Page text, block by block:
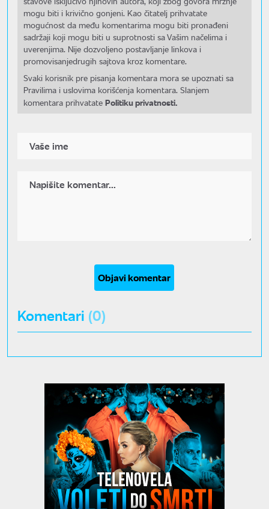
mogu biti i krivično gonjeni. Kao čitatelj prihvatate
mogućnost da među komentarima mogu biti pronađeni
sadržaji koji mogu biti u suprotnosti sa Vašim načelima i
uverenjima. Nije dozvoljeno postavljanje linkova i
promovisanjedrugih sajtova kroz komentare.
Svaki korisnik pre pisanja komentara mora se upoznati sa
Pravilima i uslovima korišćenja komentara. Slanjem
komentara prihvatate Politiku privatnosti.
Objavi komentar
Komentari (0)